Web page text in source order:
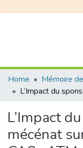
Communities &
All of DSpace
Statistics
Home Mémoire
L’Impact
mécénat